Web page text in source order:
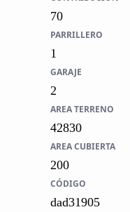
70
PARRILLERO
1
GARAJE
2
AREA TERRENO
42830
AREA CUBIERTA
200
CÓDIGO
dad31905